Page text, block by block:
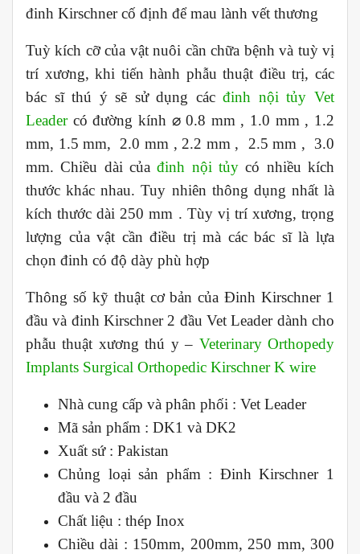
đinh Kirschner cố định để mau lành vết thương
Tuỳ kích cỡ của vật nuôi cần chữa bệnh và tuỳ vị
trí xương, khi tiến hành phẫu thuật điều trị, các
bác sĩ thú ý sẽ sử dụng cácđinh nội tủy Vet
Leadercó đường kính ⌀ 0.8 mm , 1.0 mm , 1.2
mm, 1.5 mm, 2.0 mm , 2.2 mm , 2.5 mm , 3.0
mm.Chiều dài củađinh nội tủy có nhiều kích
thước khác nhau. Tuy nhiên thông dụng nhất là
kích thước dài 250 mm . Tùy vị trí xương, trọng
lượng của vật cần điều trị mà các bác sĩ là lựa
chọn đinh có độ dày phù hợp
Thông số kỹ thuật cơ bản của Đinh Kirschner 1
đầu và đinh Kirschner 2 đầu Vet Leader dành cho
phẫu thuật xương thú y – Veterinary Orthopedy
Implants Surgical Orthopedic Kirschner K wire
Nhà cung cấp và phân phối : Vet Leader
Mã sản phẩm : DK1 và DK2
Xuất sứ : Pakistan
Chủng loại sản phẩm : Đinh Kirschner 1
đầu và 2 đầu
Chất liệu : thép Inox
Chiều dài : 150mm, 200mm, 250 mm, 300